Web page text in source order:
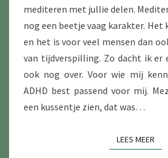
mediteren met jullie delen.
nog een beetje vaag karakter. Het
en het is voor veel mensen dan
van tijdverspilling. Zo dacht ik er
ook nog over. Voor wie mij
ADHD best passend voor mij.
een kussentje zien, dat was…
LEES MEER